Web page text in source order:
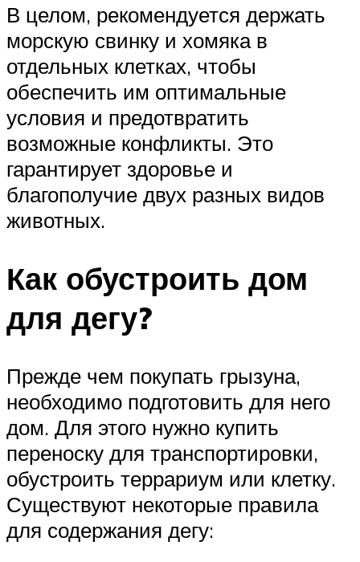
В целом, рекомендуется держать
морскую свинку и хомяка в
отдельных клетках, чтобы
обеспечить им оптимальные
условия и предотвратить
возможные конфликты. Это
гарантирует здоровье и
благополучие двух разных видов
животных.
Как обустроить дом
для дегу?
Прежде чем покупать грызуна,
необходимо подготовить для него
дом. Для этого нужно купить
переноску для транспортировки,
обустроить террариум или клетку.
Существуют некоторые правила
для содержания дегу: